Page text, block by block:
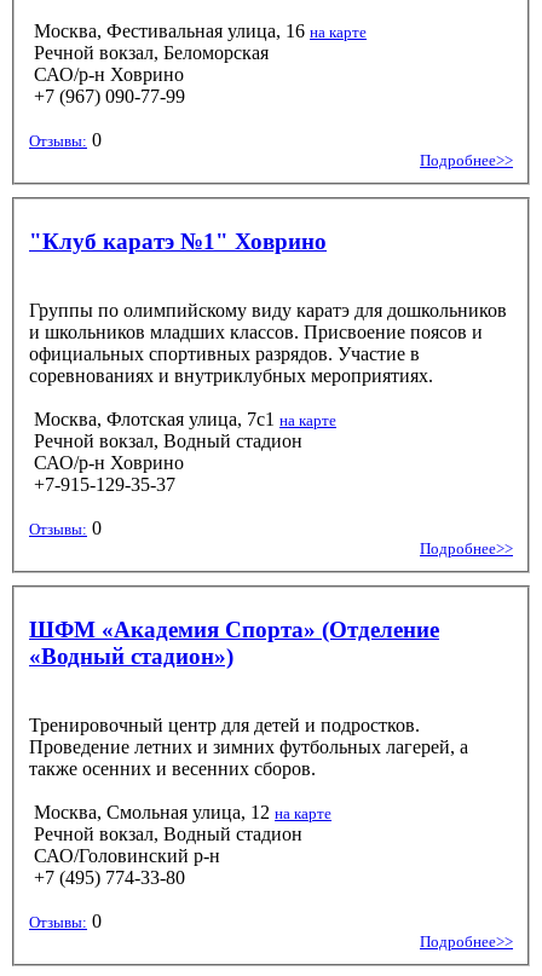
Москва, Фестивальная улица, 16 на карте
Речной вокзал, Беломорская
САО/р-н Ховрино
+7 (967) 090-77-99
Отзывы: 0
Подробнее>>
"Клуб каратэ №1" Ховрино
Группы по олимпийскому виду каратэ для дошкольников
и школьников младших классов. Присвоение поясов и
официальных спортивных разрядов. Участие в
соревнованиях и внутриклубных мероприятиях.
Москва, Флотская улица, 7с1 на карте
Речной вокзал, Водный стадион
САО/р-н Ховрино
+7-915-129-35-37
Отзывы: 0
Подробнее>>
ШФМ «Академия Спорта» (Отделение
«Водный стадион»)
Тренировочный центр для детей и подростков.
Проведение летних и зимних футбольных лагерей, а
также осенних и весенних сборов.
Москва, Смольная улица, 12 на карте
Речной вокзал, Водный стадион
САО/Головинский р-н
+7 (495) 774-33-80
Отзывы: 0
Подробнее>>